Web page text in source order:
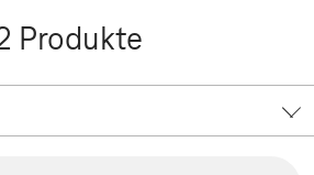
Produkte